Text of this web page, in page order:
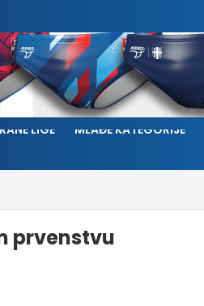
LIGE MLAĐE KATEGORIJE
prvenstvu